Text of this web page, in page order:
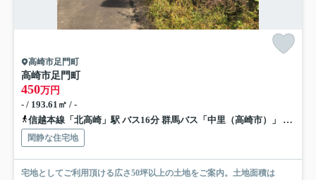
高崎市足門町
高崎市足門町
450万円
- / 193.61㎡ / -
信越本線「北高崎」駅 バス16分 群馬バス「中里（高崎市）」 停歩11分
閑静な住宅地
宅地としてご利用頂ける広さ50坪以上の土地をご案内。土地面積は